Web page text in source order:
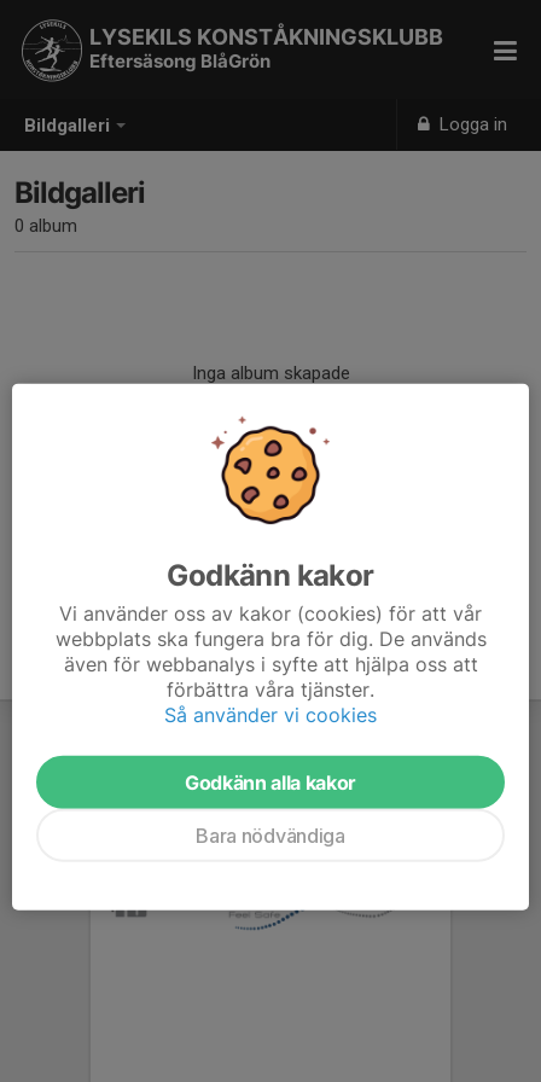
Bildgalleri Logga in
LYSEKILS KONSTÅKNINGSKLUBB
Eftersäsong BlåGrön
Bildgalleri
0 album
Inga album skapade
Godkänn kakor
Vi använder oss av kakor (cookies) för att vår
webbplats ska fungera bra för dig. De används
även för webbanalys i syfte att hjälpa oss att
förbättra våra tjänster.
Så använder vi cookies
Godkänn alla kakor
Bara nödvändiga